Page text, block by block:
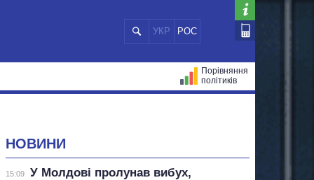
УКР РОС
Порівняння
політиків
НОВИНИ
15:09
У Молдові пролунав вибух,